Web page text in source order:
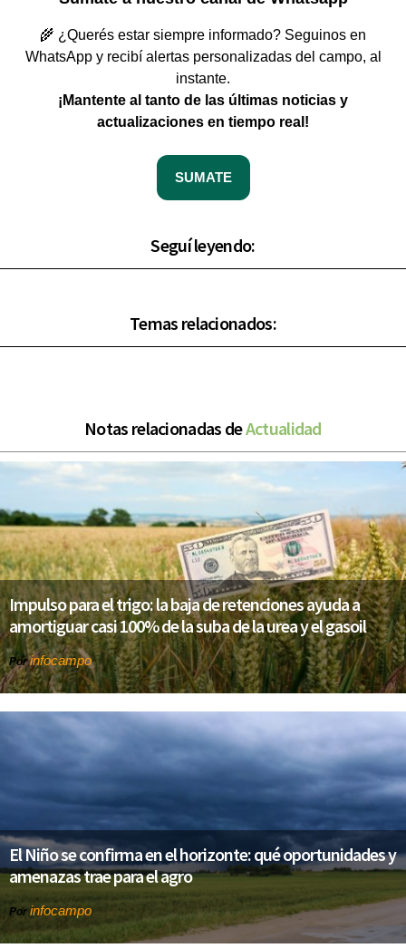
🌾 ¿Querés estar siempre informado? Seguinos en
WhatsApp y recibí alertas personalizadas del campo, al
instante.
¡Mantente al tanto de las últimas noticias y
actualizaciones en tiempo real!
SUMATE
Seguí leyendo:
Temas relacionados:
Notas relacionadas deActualidad
Impulso para el trigo: la baja de retenciones ayuda a
amortiguar casi 100% de la suba de la urea y el gasoil
Porinfocampo
El Niño se confirma en el horizonte: qué oportunidades y
amenazas trae para el agro
Por infocampo